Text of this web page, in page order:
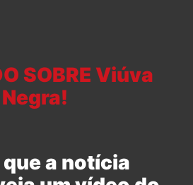
SOBRE Viúva
Negra!
a notícia